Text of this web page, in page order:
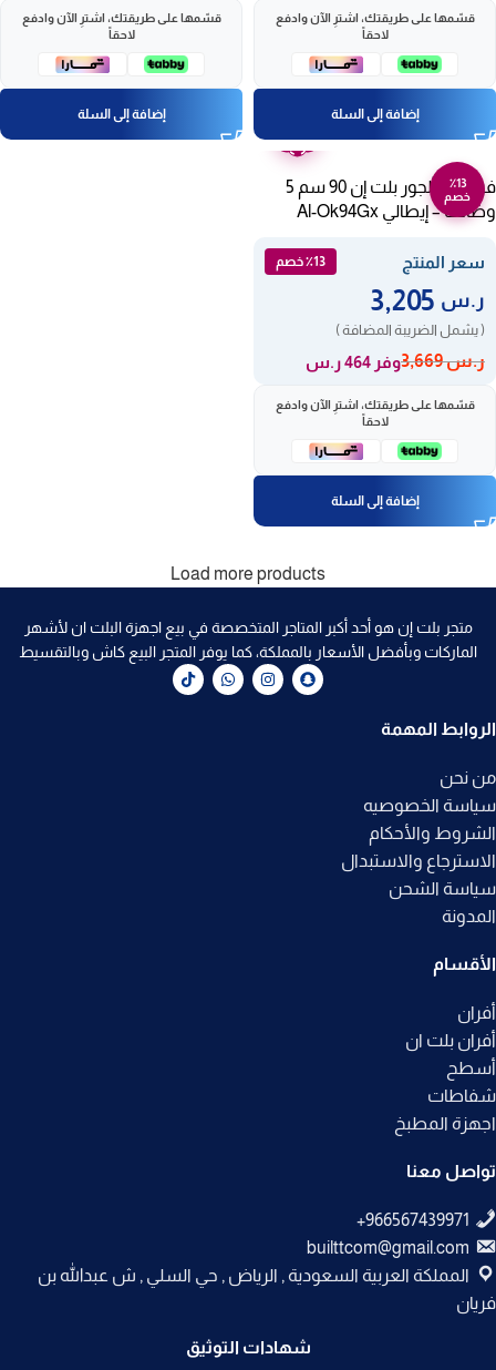
قسّمها على طريقتك، اشترِ الآن وادفع
لاحقاً
إضافة إلى السلة
قسّمها على طريقتك، اشترِ الآن وادفع
لاحقاً
إضافة إلى السلة
٪13
خصم
عامين
فرن غاز ألجور بلت إن 90 سم 5
وظائف – إيطالي Al-Ok94Gx
سعر المنتج ٪13 خصم
ر.س
( يشمل الضريبة المضافة )
ر.س3,669 وفر 464 ر.س
قسّمها على طريقتك، اشترِ الآن وادفع
لاحقاً
إضافة إلى السلة
Load more products
متجر بلت إن هو أحد أكبر المتاجر المتخصصة في بيع اجهزة البلت ان لأشهر
الماركات وبأفضل الأسعار بالمملكة، كما يوفر المتجر البيع كاش وبالتقسيط
الروابط المهمة
من نحن
سياسة الخصوصيه
الشروط والأحكام
الاسترجاع والاستبدال
سياسة الشحن
المدونة
الأقسام
أفران
أفران بلت ان
أسطح
شفاطات
اجهزة المطبخ
تواصل معنا
builttcom@gmail.com
المملكة العربية السعودية , الرياض , حي السلي , ش عبدالله بن
فريان
شهادات التوثيق